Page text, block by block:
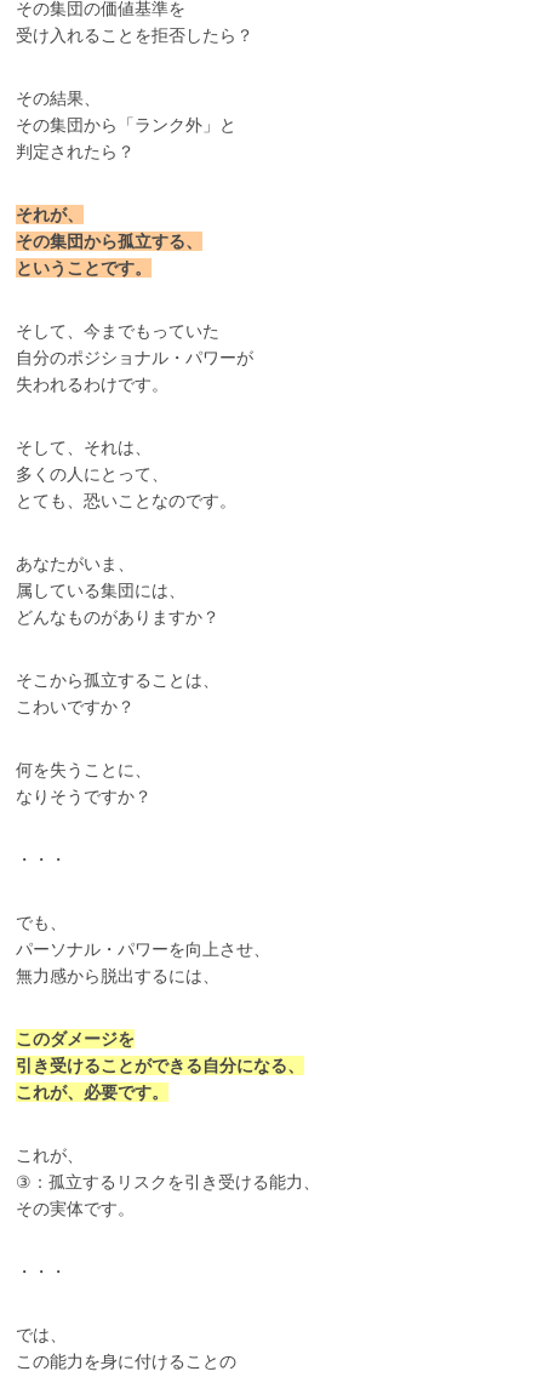
その集団の価値基準を
受け入れることを拒否したら？
その結果、
その集団から「ランク外」と
判定されたら？
それが、
その集団から孤立する、
ということです。
そして、今までもっていた
自分のポジショナル・パワーが
失われるわけです。
そして、それは、
多くの人にとって、
とても、恐いことなのです。
あなたがいま、
属している集団には、
どんなものがありますか？
そこから孤立することは、
こわいですか？
何を失うことに、
なりそうですか？
・・・
でも、
パーソナル・パワーを向上させ、
無力感から脱出するには、
このダメージを
引き受けることができる自分になる、
これが、必要です。
これが、
③：孤立するリスクを引き受ける能力、
その実体です。
・・・
では、
この能力を身に付けることの